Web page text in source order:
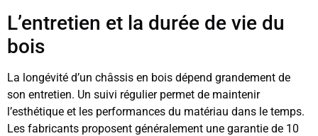
L’entretien et la durée de vie du
bois
La longévité d’un châssis en bois dépend grandement de
son entretien. Un suivi régulier permet de maintenir
l’esthétique et les performances du matériau dans le temps.
Les fabricants proposent généralement une garantie de 10